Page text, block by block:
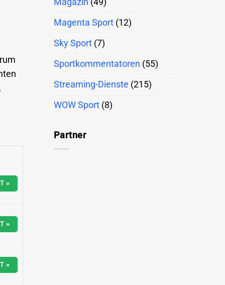
»
»
»
Magenta Sport (12)
Sky Sport (7)
Sportkommentatoren (55)
Streaming-Dienste (215)
WOW Sport (8)
Partner